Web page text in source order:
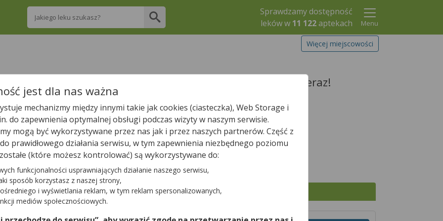
Wpisz nazwę leku
Sprawdzamy dostępność
leków w 11 122aptekach Menu
Więcej miejscowości
apteki w Osinach posiadają Twój lek i zarezerwuj go już teraz!
Wpisz nazwę leku
Szukaj leku
W pobliżu Osin jest9 aptek.
Tylko otwarte apteki
jest dla nas ważna
mechanizmy między innymi takie jak cookies (ciasteczka), Web Storage i
do zapewnienia optymalnej obsługi podczas wizyty w naszym serwisie.
mogą być wykorzystywane przez nas jak i przez naszych partnerów. Część z
prawidłowego działania serwisu, w tym zapewnienia niezbędnego poziomu
(które możesz kontrolować) są wykorzystywane do:
funkcjonalności usprawniających działanie naszego serwisu,
sposób korzystasz z naszej strony,
i wyświetlania reklam, w tym reklam spersonalizowanych,
mediów społecznościowych.